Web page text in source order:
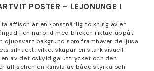
POSTER – LEJONUNGE I
affisch är en konstnärlig tolkning av en
i en närbild med blicken riktad uppåt.
djupsvart bakgrund som framhäver de ljusa
silhuett, vilket skapar en stark visuell
av det oskyldiga uttrycket och den
affischen en känsla av både styrka och